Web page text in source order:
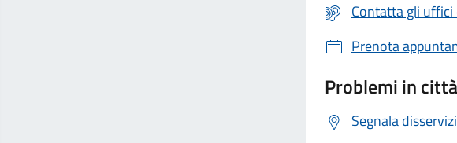
Contatta gli
Prenota
Problemi in città
Segnala